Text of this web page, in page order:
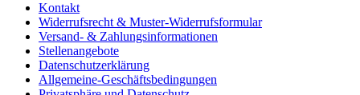
Kontakt
Widerrufsrecht & Muster-Widerrufsformular
Versand- & Zahlungsinformationen
Stellenangebote
Datenschutzerklärung
Allgemeine-Geschäftsbedingungen